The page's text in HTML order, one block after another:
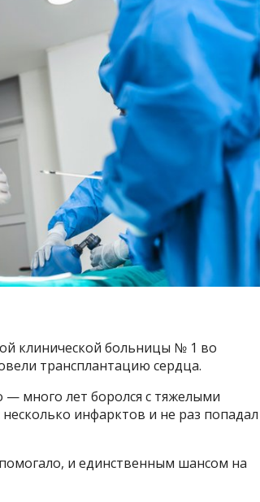
клинической больницы № 1 во
трансплантацию сердца.
много лет боролся с тяжелыми
инфарктов и не раз попадал
и единственным шансом на